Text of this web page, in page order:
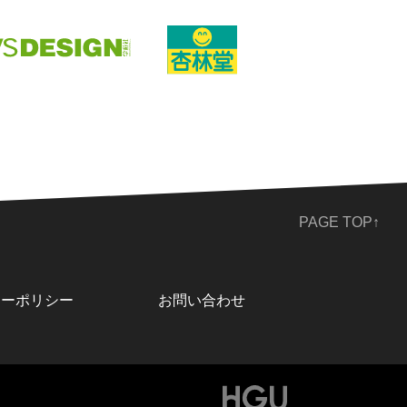
ポリシー お問い合わせ
PAGE TOP↑